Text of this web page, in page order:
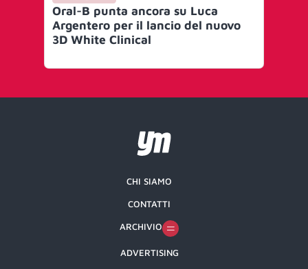
Oral-B punta ancora su Luca
Argentero per il lancio del nuovo
3D White Clinical
CHI SIAMO
CONTATTI
ARCHIVIO
ADVERTISING